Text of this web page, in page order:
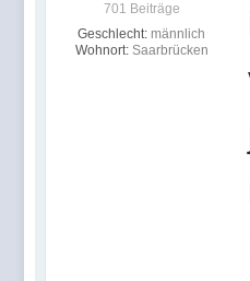
701 Beiträge
Geschlecht: männlich
Wohnort: Saarbrücken